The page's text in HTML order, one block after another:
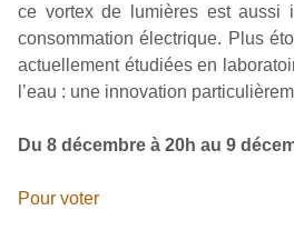
ce vortex de lumières est aussi
consommation électrique. Plus
actuellement étudiées en
l’eau : une innovation
Du 8 décembre à 20h au 9
Pour voter